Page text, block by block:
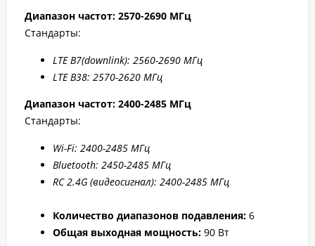
Диапазон частот: 2570-2690 МГц
Стандарты:
LTE B7(downlink): 2560-2690 МГц
LTE B38: 2570-2620 МГц
Диапазон частот: 2400-2485 МГц
Стандарты:
Wi-Fi: 2400-2485 МГц
Bluetooth: 2450-2485 МГц
RC 2.4G (видеосигнал): 2400-2485 МГц
Количество диапазонов подавления: 6
Общая выходная мощность: 90 Вт